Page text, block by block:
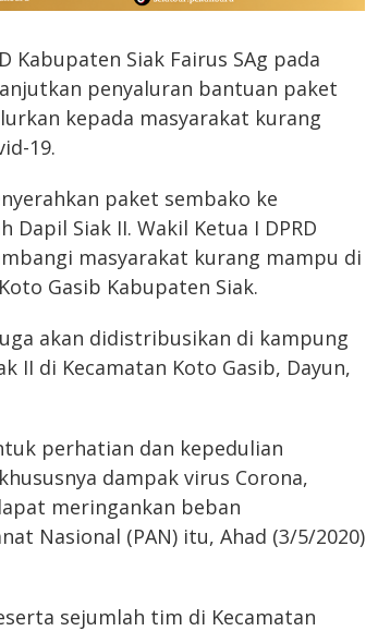
Kabupaten Siak Fairus SAg pada
penyaluran bantuan paket
kepada masyarakat kurang
19.
paket sembako ke
Siak II. Wakil Ketua I DPRD
masyarakat kurang mampu di
Gasib Kabupaten Siak.
akan didistribusikan di kampung
II di Kecamatan Koto Gasib, Dayun,
perhatian dan kepedulian
dampak virus Corona,
meringankan beban
Nasional (PAN) itu, Ahad (3/5/2020)
sejumlah tim di Kecamatan